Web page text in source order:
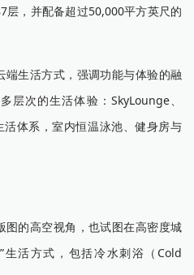
层，并配备超过50,000平方英尺的
生活方式，强调功能与体验的融
层次的生活体验：SkyLounge、
活体系，室内恒温泳池、健身房与
的高空视角，也试图在高密度城
活方式，包括冷水刺浴（Cold